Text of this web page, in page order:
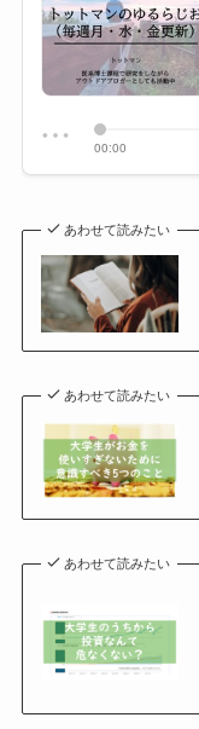
あわせて読みたい
あわせて読みたい
あわせて読みたい